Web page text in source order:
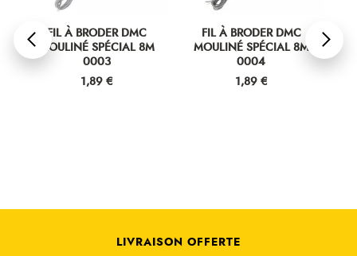
FIL À BRODER DMC
MOULINÉ SPÉCIAL 8M
0003
Prix
1,89 €
FIL À BRODER DMC
MOULINÉ SPÉCIAL 8M
0004
Prix
1,89 €
LIVRAISON OFFERTE